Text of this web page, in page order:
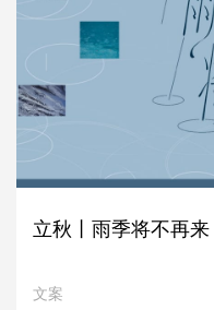
立秋丨雨季将不再来
文案